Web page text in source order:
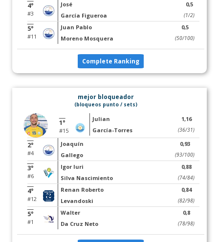
4°
#3
José
García Figueroa
0,5
(1/2)
5°
#11
Juan Pablo
Moreno Mosquera
0,5
(50/100)
Complete Ranking
mejor bloqueador
(bloqueos punto / sets)
1°
#15
Julian
García-Torres
1,16
(36/31)
2°
#4
Joaquín
Gallego
0,93
(93/100)
3°
#6
Igor Iuri
Silva Nascimiento
0,88
(74/84)
4°
#12
Renan Roberto
Levandoski
0,84
(82/98)
5°
#1
Walter
Da Cruz Neto
0,8
(78/98)